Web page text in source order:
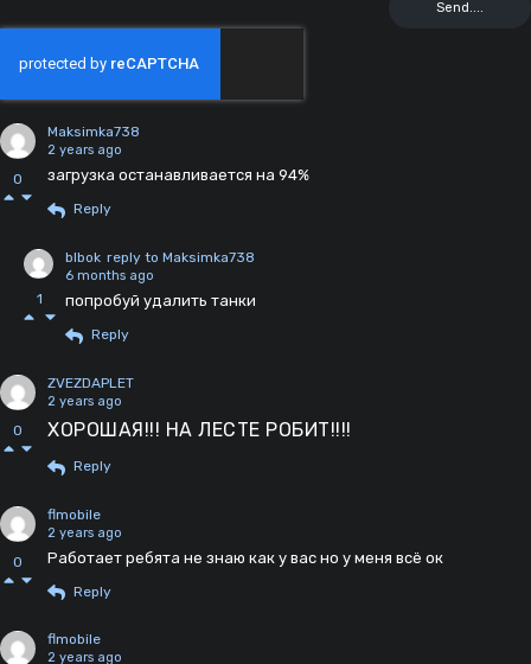
0
Maksimka738
2 years ago
загрузка останавливается на 94%
Reply
1
blbok reply to Maksimka738
6 months ago
попробуй удалить танки
Reply
0
ZVEZDAPLET
2 years ago
ХОРОШАЯ!!! НА ЛЕСТЕ РОБИТ!!!!
Reply
0
flmobile
2 years ago
Работает ребята не знаю как у вас но у меня всё ок
Reply
flmobile
2 years ago